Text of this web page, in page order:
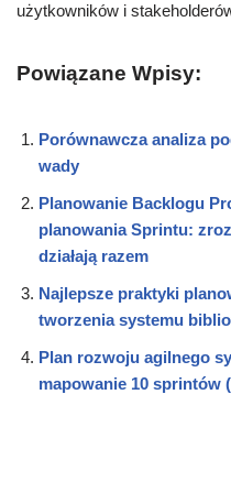
użytkowników i
Powiązane Wpisy:
Porównawcza analiza
wady
Planowanie Backlogu
planowania Sprintu:
działają razem
Najlepsze praktyki
tworzenia systemu
Plan rozwoju agilnego
mapowanie 10 sprintów